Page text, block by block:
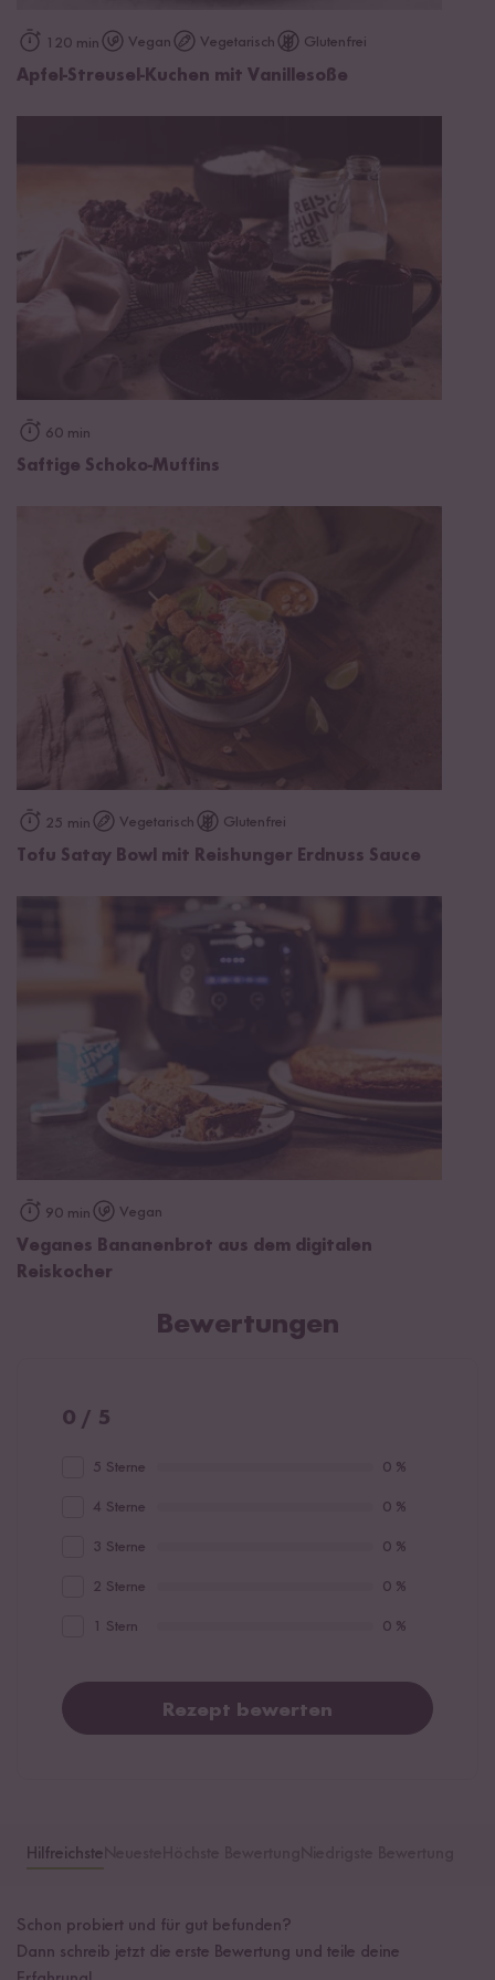
120 min Vegan Vegetarisch Glutenfrei
Apfel-Streusel-Kuchen mit Vanillesoße
60 min
Saftige Schoko-Muffins
25 min Vegetarisch Glutenfrei
Tofu Satay Bowl mit Reishunger Erdnuss Sauce
90 min Vegan
Veganes Bananenbrot aus dem digitalen
Reiskocher
Bewertungen
0 / 5
5 Sterne 0 %
4 Sterne 0 %
3 Sterne 0 %
2 Sterne 0 %
1 Stern 0 %
Rezept bewerten
Hilfreichste
Schon probiert und für gut befunden?
Dann schreib jetzt die erste Bewertung und teile deine